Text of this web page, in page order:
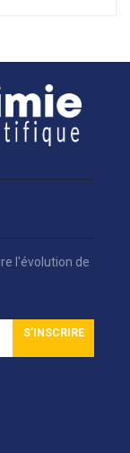
l'évolution de
S'INSCRIRE